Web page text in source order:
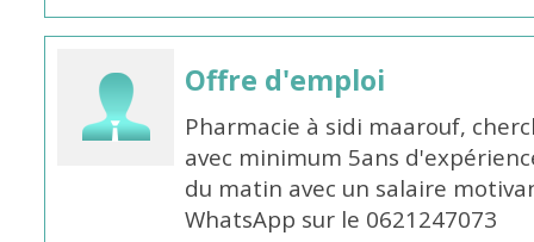
Offre d'emploi
Pharmacie à sidi maarouf,
avec minimum 5ans
du matin avec un salaire
WhatsApp sur le 0621247073